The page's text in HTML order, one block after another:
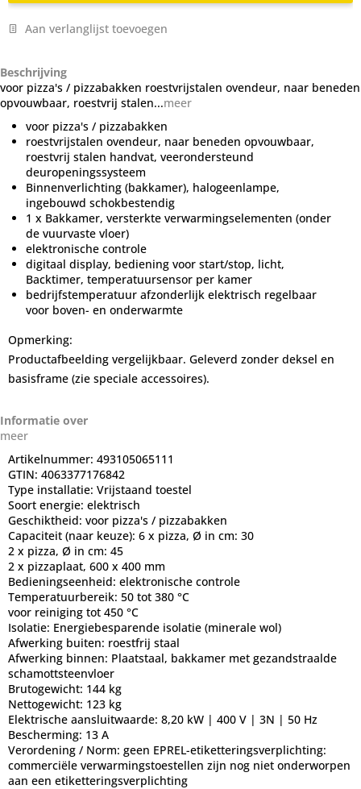
Aan verlanglijst toevoegen
Beschrijving
voor pizza's / pizzabakken roestvrijstalen ovendeur, naar beneden
opvouwbaar, roestvrij stalen...meer
voor pizza's / pizzabakken
roestvrijstalen ovendeur, naar beneden opvouwbaar,
roestvrij stalen handvat, veerondersteund
deuropeningssysteem
Binnenverlichting (bakkamer), halogeenlampe,
ingebouwd schokbestendig
1 x Bakkamer, versterkte verwarmingselementen (onder
de vuurvaste vloer)
elektronische controle
digitaal display, bediening voor start/stop, licht,
Backtimer, temperatuursensor per kamer
bedrijfstemperatuur afzonderlijk elektrisch regelbaar
voor boven- en onderwarmte
Opmerking:
Productafbeelding vergelijkbaar. Geleverd zonder deksel en
basisframe (zie speciale accessoires).
Informatie over
meer
Artikelnummer: 493105065111
GTIN: 4063377176842
Type installatie: Vrijstaand toestel
Soort energie: elektrisch
Geschiktheid: voor pizza's / pizzabakken
Capaciteit (naar keuze): 6 x pizza, Ø in cm: 30
2 x pizza, Ø in cm: 45
2 x pizzaplaat, 600 x 400 mm
Bedieningseenheid: elektronische controle
Temperatuurbereik: 50 tot 380 °C
voor reiniging tot 450 °C
Isolatie: Energiebesparende isolatie (minerale wol)
Afwerking buiten: roestfrij staal
Afwerking binnen: Plaatstaal, bakkamer met gezandstraalde
schamottsteenvloer
Brutogewicht: 144 kg
Nettogewicht: 123 kg
Elektrische aansluitwaarde: 8,20 kW | 400 V | 3N | 50 Hz
Bescherming: 13 A
Verordening / Norm: geen EPREL-etiketteringsverplichting:
commerciële verwarmingstoestellen zijn nog niet onderworpen
aan een etiketteringsverplichting